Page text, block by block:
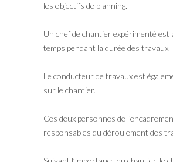
les objectifs de planning.
Un chef de chantier expérimenté est
temps pendant la durée des travaux.
Le conducteur de travaux est
sur le chantier.
Ces deux personnes de
responsables du déroulement des